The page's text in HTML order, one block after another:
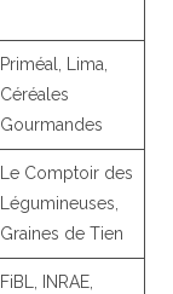
Priméal, Lima,
Céréales
Gourmandes
Le Comptoir des
Légumineuses,
Graines de Tien
FiBL, INRAE,